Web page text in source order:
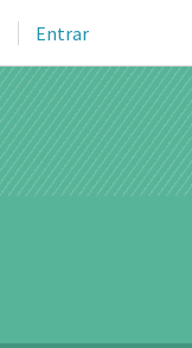
Entrar